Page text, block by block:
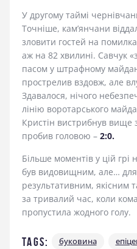
У другому таймі
Точніше, кам’янчани
зловити гостей на
аж на 82 хвилині. Савчук
пасом у штрафному
прострелив вздовж, але
Здавалося, нічого
лінію воротарського
Кристін вистрибнув вище
пробив головою – 2:0.
Більше моментів у цій
був видовищним, але… для
результативним,
за тривалий час, коли
пропустила жодного голу.
Tags: буковина